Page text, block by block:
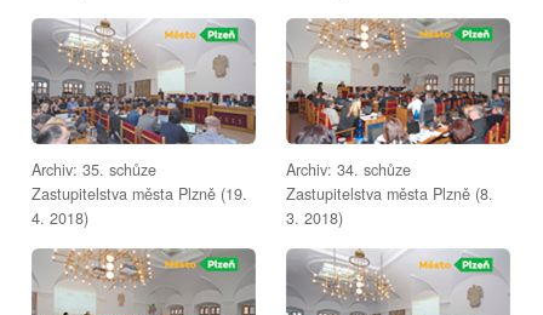
Archiv: 35. schůze
Zastupitelstva města Plzně (19.
4. 2018)
Archiv: 34. schůze
Zastupitelstva města Plzně (8.
3. 2018)